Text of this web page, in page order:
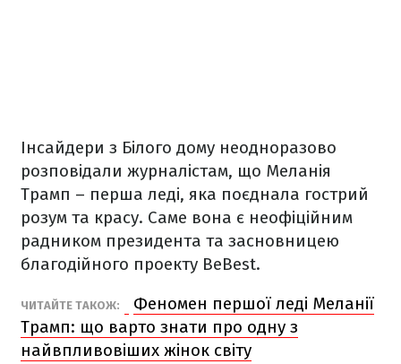
Інсайдери з Білого дому неодноразово
розповідали журналістам, що Меланія
Трамп – перша леді, яка поєднала гострий
розум та красу. Саме вона є неофіційним
радником президента та засновницею
благодійного проекту BeBest.
ЧИТАЙТЕ ТАКОЖ:
Феномен першої леді Меланії
Трамп: що варто знати про одну з
найвпливовіших жінок світу